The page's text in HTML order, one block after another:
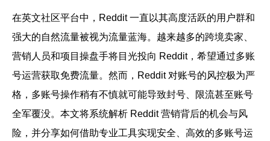
账号安全
流量套利
票务管理
免费工具
RPA模板
在英文社区平台中，Reddit 一直以其高度活跃的用户群和
强大的自然流量被视为流量蓝海。越来越多的跨境卖家、
营销人员和项目操盘手将目光投向 Reddit，希望通过多账
号运营获取免费流量。然而，Reddit 对账号的风控极为严
格，多账号操作稍有不慎就可能导致封号、限流甚至账号
全军覆没。本文将系统解析 Reddit 营销背后的机会与风
险，并分享如何借助专业工具实现安全、高效的多账号运